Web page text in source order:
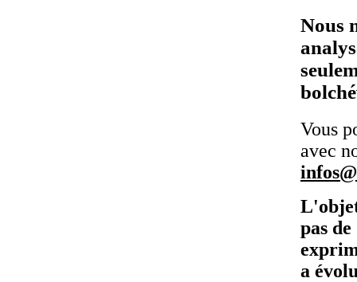
Nous
Vous
avec
pas
a